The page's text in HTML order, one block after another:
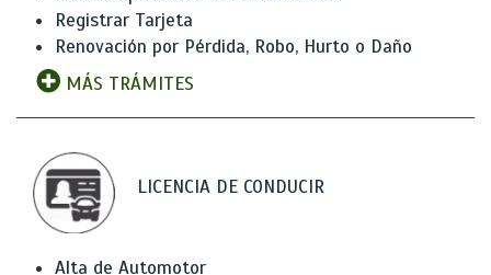
Registrar Tarjeta
Renovación por Pérdida, Robo, Hurto o Daño
MÁS TRÁMITES
LICENCIA DE CONDUCIR
Alta de Automotor